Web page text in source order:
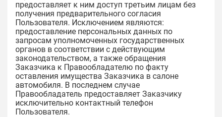
предоставляет к ним доступ третьим лицам без
получения предварительного согласия
Пользователя. Исключением являются:
предоставление персональных данных по
запросам уполномоченных государственных
органов в соответствии с действующим
законодательством, а также обращения
Заказчика к Правообладателю по факту
оставления имущества Заказчика в салоне
автомобиля. В последнем случае
Правообладатель предоставляет Заказчику
исключительно контактный телефон
Пользователя.